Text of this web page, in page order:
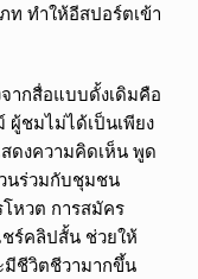
ทำให้อีสปอร์ตเข้า
ากสื่อแบบดั้งเดิมคือ
ผู้ชมไม่ได้เป็นเพียง
ดงความคิดเห็น พูด
นร่วมกับชุมชน
หวต การสมัคร
ร์คลิปสั้น ช่วยให้
ชีวิตชีวามากขึ้น